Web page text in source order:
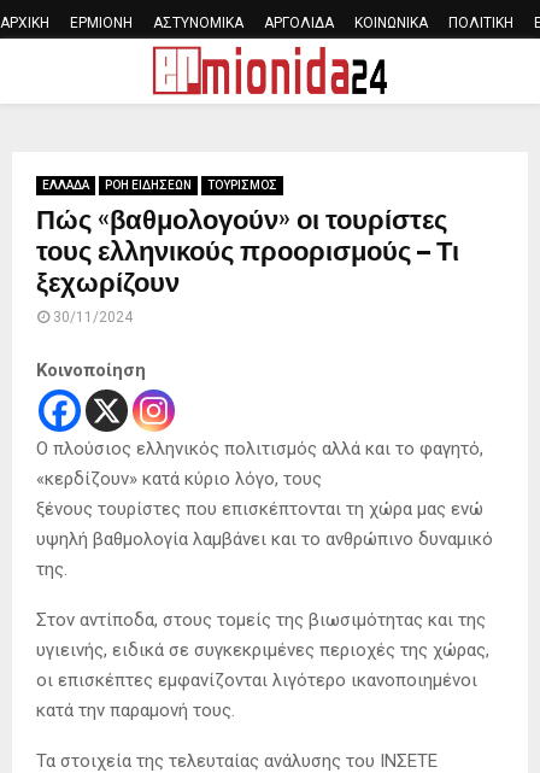
ΑΡΧΙΚΗ ΕΡΜΙΟΝΗ ΑΣΤΥΝΟΜΙΚΑ ΑΡΓΟΛΙΔΑ ΚΟΙΝΩΝΙΚΑ ΠΟΛΙΤΙΚΗ
ΕΛΛΑΔΑ ΡΟΗ ΕΙΔΗΣΕΩΝ ΤΟΥΡΙΣΜΟΣ
Πώς «βαθμολογούν» οι τουρίστες
τους ελληνικούς προορισμούς – Τι
ξεχωρίζουν
30/11/2024
Κοινοποίηση
Ο πλούσιος ελληνικός πολιτισμός αλλά και το φαγητό,
«κερδίζουν» κατά κύριο λόγο, τους
ξένους τουρίστες που επισκέπτονται τη χώρα μας ενώ
υψηλή βαθμολογία λαμβάνει και το ανθρώπινο δυναμικό
της.
Στον αντίποδα, στους τομείς της βιωσιμότητας και της
υγιεινής, ειδικά σε συγκεκριμένες περιοχές της χώρας,
οι επισκέπτες εμφανίζονται λιγότερο ικανοποιημένοι
κατά την παραμονή τους.
Τα στοιχεία της τελευταίας ανάλυσης του ΙΝΣΕΤΕ